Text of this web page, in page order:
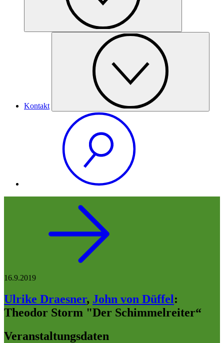
Kontakt
16.9.2019
Ulrike Draesner, John von Düffel:
Theodor Storm "Der Schimmelreiter“
Veranstaltungsdaten